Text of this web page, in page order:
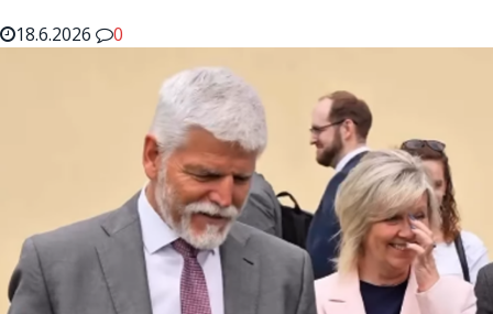
18.6.2026
0